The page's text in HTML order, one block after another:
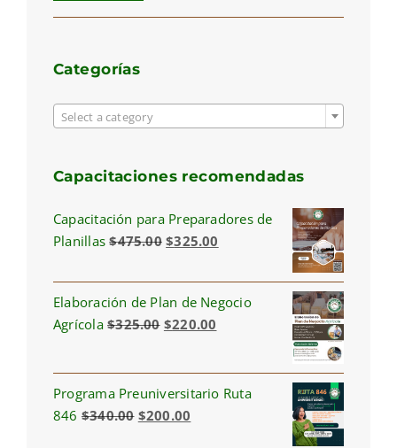
price
price
Categorías
Select a category
Capacitaciones recomendadas
Capacitación para Preparadores de
Planillas $475.00 Original
was:
$475.00.
$325.00
is:
$325.00.
Elaboración de Plan de Negocio
Agrícola $325.00 Original
$325.00.
$220.00
$220.00.
Programa Preuniversitario Ruta
846 $340.00 Original
$200.00